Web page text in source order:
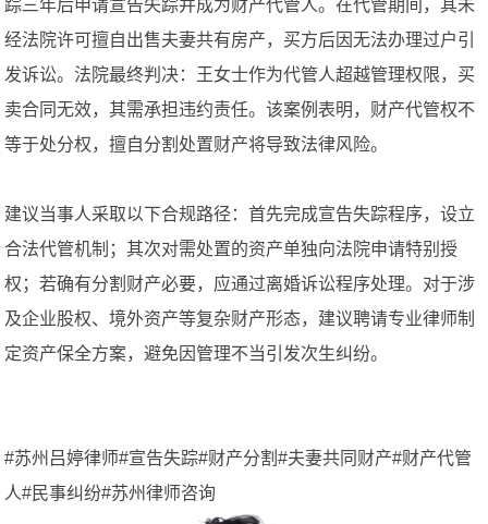
踪三年后申请宣告失踪并成为财产代管人。在代管期间，其未
经法院许可擅自出售夫妻共有房产，买方后因无法办理过户引
发诉讼。法院最终判决：王女士作为代管人超越管理权限，买
卖合同无效，其需承担违约责任。该案例表明，财产代管权不
等于处分权，擅自分割处置财产将导致法律风险。
建议当事人采取以下合规路径：首先完成宣告失踪程序，设立
合法代管机制；其次对需处置的资产单独向法院申请特别授
权；若确有分割财产必要，应通过离婚诉讼程序处理。对于涉
及企业股权、境外资产等复杂财产形态，建议聘请专业律师制
定资产保全方案，避免因管理不当引发次生纠纷。
#苏州吕婷律师#宣告失踪#财产分割#夫妻共同财产#财产代管
人#民事纠纷#苏州律师咨询